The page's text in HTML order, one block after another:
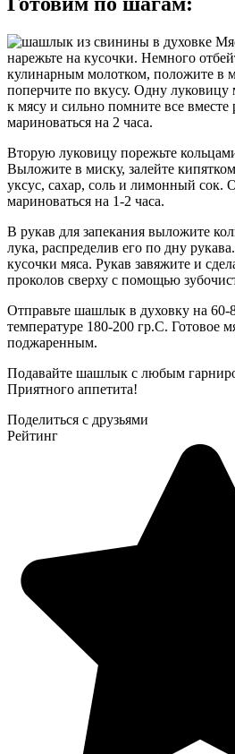
нарежьте на кусочки. Немного
кулинарным молотком, положите в
поперчите по вкусу. Одну луковицу
к мясу и сильно помните все вместе
мариноваться на 2 часа.
Вторую луковицу порежьте
Выложите в миску, залейте
уксус, сахар, соль и лимонный сок.
мариноваться на 1-2 часа.
В рукав для запекания выложите
лука, распределив его по дну
кусочки мяса. Рукав завяжите и
проколов сверху с помощью
Отправьте шашлык в духовку на 60-
температуре 180-200 гр.С. Готовое
поджаренным.
Подавайте шашлык с любым
Приятного аппетита!
Поделиться с друзьями
Рейтинг